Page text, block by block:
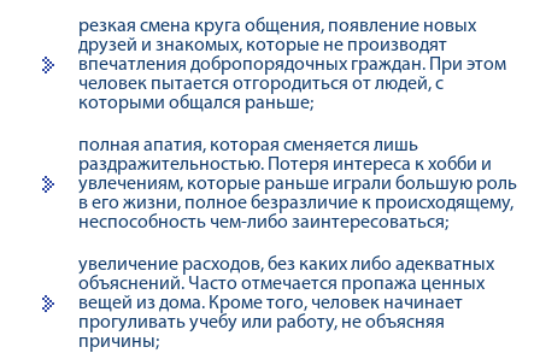
резкая смена круга общения, появление новых
друзей и знакомых, которые не производят
впечатления добропорядочных граждан. При этом
человек пытается отгородиться от людей, с
которыми общался раньше;
полная апатия, которая сменяется лишь
раздражительностью. Потеря интереса к хобби и
увлечениям, которые раньше играли большую роль
в его жизни, полное безразличие к происходящему,
неспособность чем-либо заинтересоваться;
увеличение расходов, без каких либо адекватных
объяснений. Часто отмечается пропажа ценных
вещей из дома. Кроме того, человек начинает
прогуливать учебу или работу, не объясняя
причины;